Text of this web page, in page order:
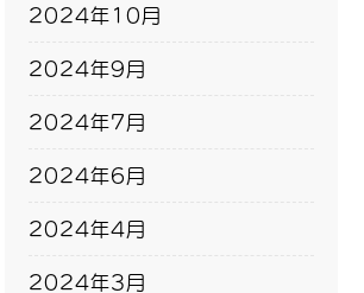
2024年10月
2024年9月
2024年7月
2024年6月
2024年4月
2024年3月